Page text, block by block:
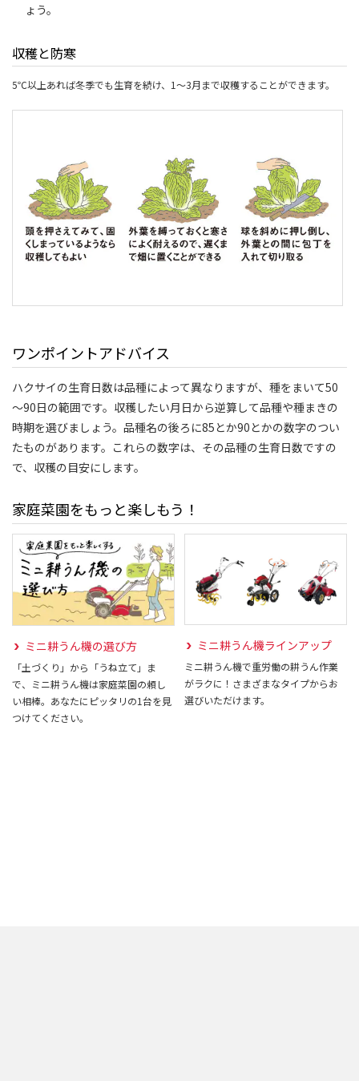
ょう。
収穫と防寒
5℃以上あれば冬季でも生育を続け、1～3月まで収穫することができます。
ワンポイントアドバイス
ハクサイの生育日数は品種によって異なりますが、種をまいて50
～90日の範囲です。収穫したい月日から逆算して品種や種まきの
時期を選びましょう。品種名の後ろに85とか90とかの数字のつい
たものがあります。これらの数字は、その品種の生育日数ですの
で、収穫の目安にします。
家庭菜園をもっと楽しもう！
ミニ耕うん機の選び方
「土づくり」から「うね立て」ま
で、ミニ耕うん機は家庭菜園の頼し
い相棒。あなたにピッタリの1台を見
つけてください。
ミニ耕うん機ラインアップ
ミニ耕うん機で重労働の耕うん作業
がラクに！さまざまなタイプからお
選びいただけます。